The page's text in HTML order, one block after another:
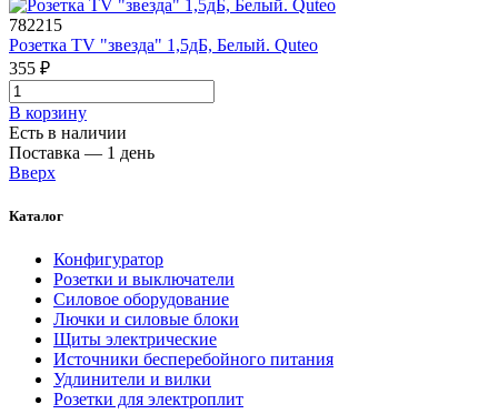
782215
Розетка TV "звезда" 1,5дБ, Белый. Quteo
355 ₽
В корзинy
Есть в наличии
Поставка — 1 день
Вверх
Каталог
Конфигуратор
Розетки и выключатели
Силовое оборудование
Лючки и силовые блоки
Щиты электрические
Источники бесперебойного питания
Удлинители и вилки
Розетки для электроплит